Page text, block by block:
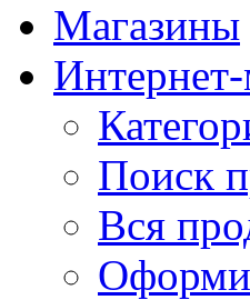
Магазины
Поиск
Вся